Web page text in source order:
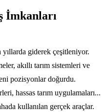
İmkanları
giderek çeşitleniyor.
akıllı tarım sistemleri ve
pozisyonlar doğurdu.
hassas tarım uygulamaları...
kullanılan gerçek araçlar.